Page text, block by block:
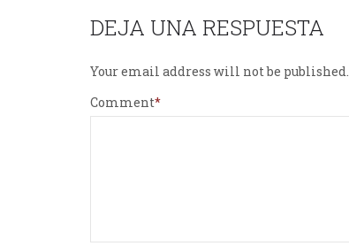
DEJA UNA RESPUESTA
Your email address will not be published.
Comment